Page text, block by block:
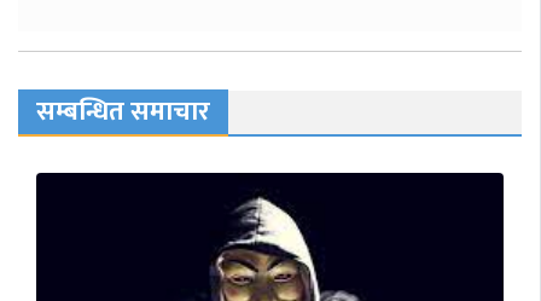
सम्बन्धित समाचार